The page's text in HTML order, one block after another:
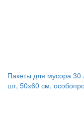
Пакеты для мусора
шт, 50х60 см,